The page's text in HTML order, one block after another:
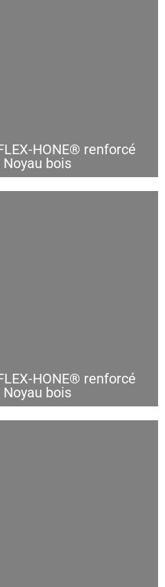
HONE® renforcé
bois
HONE® renforcé
bois